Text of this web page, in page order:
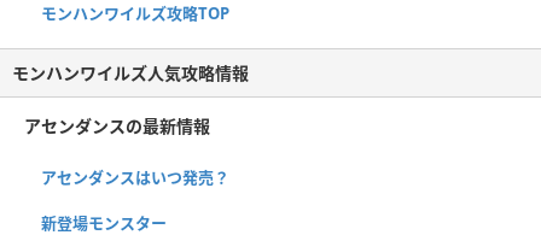
モンハンワイルズ攻略TOP
モンハンワイルズ人気攻略情報
アセンダンスの最新情報
アセンダンスはいつ発売？
新登場モンスター